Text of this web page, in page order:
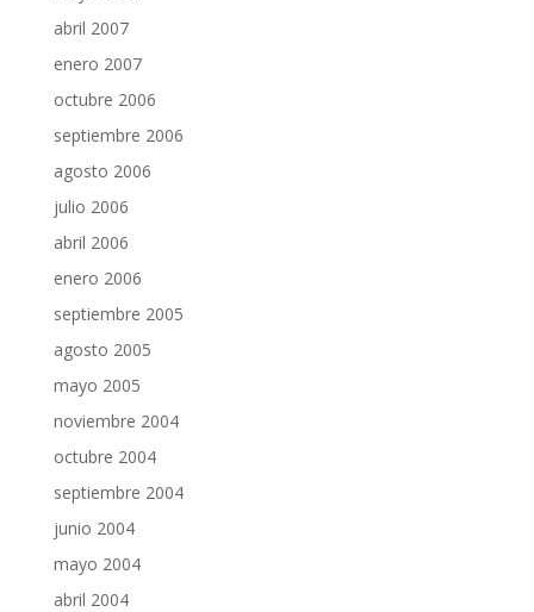
abril 2007
enero 2007
octubre 2006
septiembre 2006
agosto 2006
julio 2006
abril 2006
enero 2006
septiembre 2005
agosto 2005
mayo 2005
noviembre 2004
octubre 2004
septiembre 2004
junio 2004
mayo 2004
abril 2004